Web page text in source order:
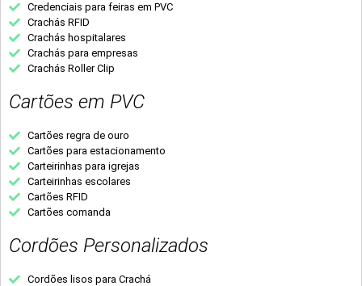
Credenciais para feiras em PVC
Crachás RFID
Crachás hospitalares
Crachás para empresas
Crachás Roller Clip
Cartões em PVC
Cartões regra de ouro
Cartões para estacionamento
Carteirinhas para igrejas
Carteirinhas escolares
Cartões RFID
Cartões comanda
Cordões Personalizados
Cordões lisos para Crachá